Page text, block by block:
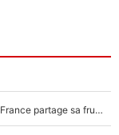
Mis de côté par Fabien Galthié, un joueur du XV de France partage sa frustration : «ils ne me l’ont pas dit tout de suite»